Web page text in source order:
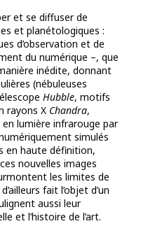
et se diffuser de
et planétologiques :
d’observation et de
du numérique –, que
inédite, donnant
(nébuleuses
Hubble, motifs
rayons X Chandra,
lumière infrarouge par
simulés
en haute définition,
nouvelles images
les limites de
fait l’objet d’un
aussi leur
et l’histoire de l’art.